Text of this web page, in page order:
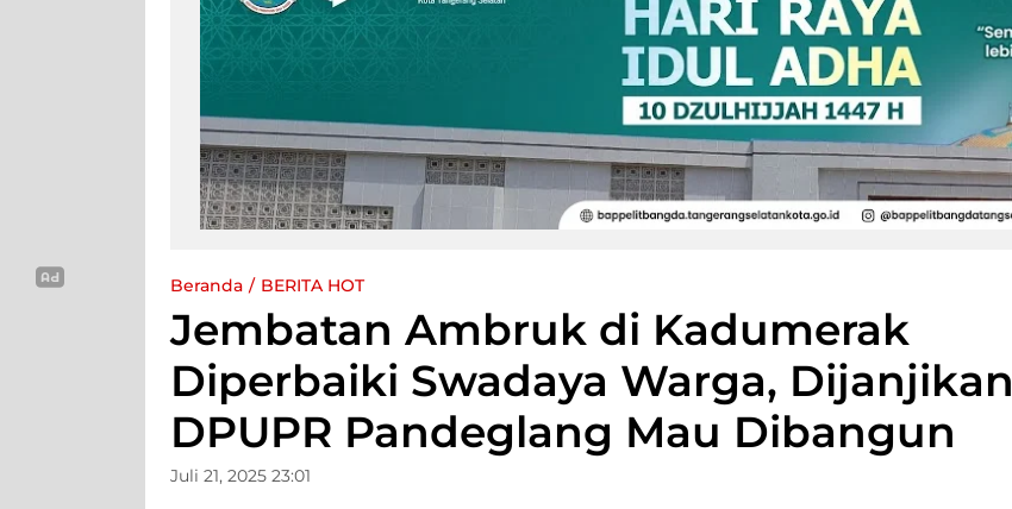
Beranda BERITA HOT
Jembatan Ambruk di Kadumerak
Diperbaiki Swadaya Warga, Dijanjikan
DPUPR Pandeglang Mau Dibangun
Juli 21, 2025 23:01